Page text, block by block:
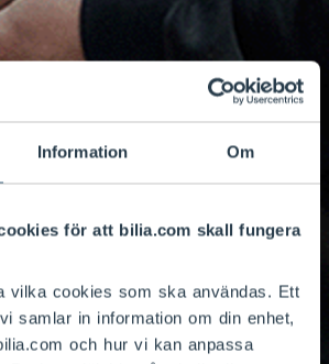
Information Om
för att bilia.com skall fungera
vilka cookies som ska användas. Ett
samlar in information om din enhet,
och hur vi kan anpassa